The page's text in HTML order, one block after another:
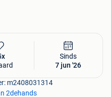
Sinds
7 jun '26
m2408031314
2dehands